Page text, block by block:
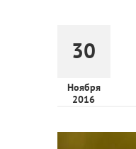
30
Ноября
2016